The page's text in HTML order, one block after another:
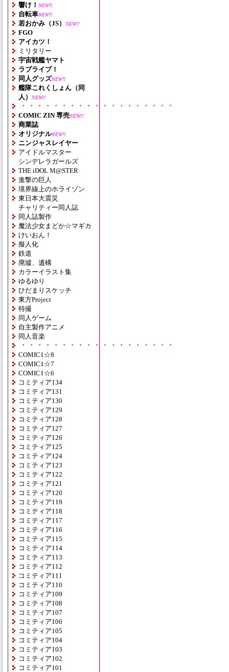
響け！ NEW!!
自転車NEW!!
若おかみ（JS） NEW!!
FGO
アイカツ！
ミリタリー
宇宙戦艦ヤマト
ラブライブ！
同人グッズNEW!!
艦隊これくしょん（同
人）
NEW!!
・・・・・・・・・・・・・・・・・・・
COMIC ZIN 専売NEW!!
商業誌
オリジナルNEW!!
ニンジャスレイヤー
アイドルマスター
シンデレラガールズ
THE iDOL M@STER
進撃の巨人
境界線上のホライゾン
東日本大震災
チャリティー同人誌
同人誌製作
魔法少女まどか☆マギカ
けいおん！
擬人化
鉄道
廃墟、遺構
カラーイラスト集
ゆるゆり
ひだまりスケッチ
東方Project
特撮
同人ゲーム
自主製作アニメ
同人音楽
・・・・・・・・・・・・・・・・・・・
COMIC1☆8
COMIC1☆7
COMIC1☆6
コミティア134
コミティア131
コミティア130
コミティア129
コミティア128
コミティア127
コミティア126
コミティア125
コミティア124
コミティア123
コミティア122
コミティア121
コミティア120
コミティア119
コミティア118
コミティア117
コミティア116
コミティア115
コミティア114
コミティア113
コミティア112
コミティア111
コミティア110
コミティア109
コミティア108
コミティア107
コミティア106
コミティア105
コミティア104
コミティア103
コミティア102
コミティア101